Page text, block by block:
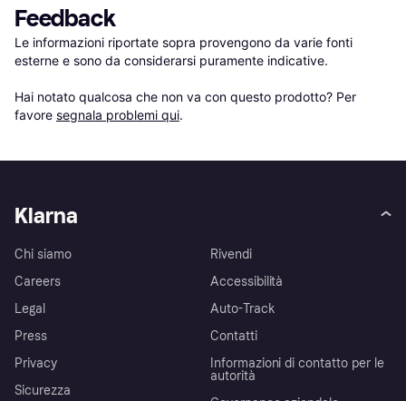
Feedback
Le informazioni riportate sopra provengono da varie fonti
esterne e sono da considerarsi puramente indicative.
Hai notato qualcosa che non va con questo prodotto? Per
favore segnala problemi qui.
Klarna
Chi siamo
Careers
Legal
Press
Privacy
Sicurezza
Rivendi
Accessibilità
Auto-Track
Contatti
Informazioni di contatto per le
autorità